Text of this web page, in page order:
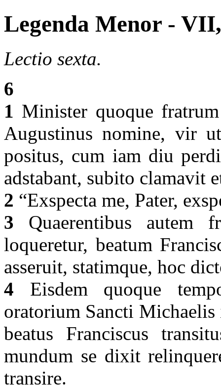
Legenda Menor -
Lectio sexta.
6
1 Minister quoque
Augustinus nomine, vir
positus, cum iam diu
adstabant, subito
2 “Exspecta me, Pater,
3 Quaerentibus autem
loqueretur, beatum
asseruit, statimque, hoc
4 Eisdem quoque
oratorium Sancti
beatus Franciscus
mundum se dixit
transire.